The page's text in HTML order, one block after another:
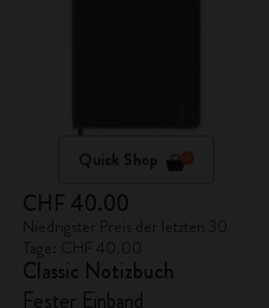
Quick Shop
CHF 40.00
Classic Notizbuch
Fester Einband